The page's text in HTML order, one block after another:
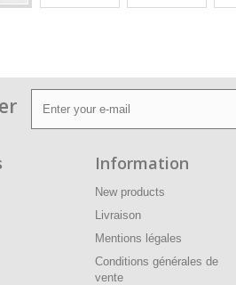
Information
New products
Livraison
Mentions légales
Conditions générales de
vente